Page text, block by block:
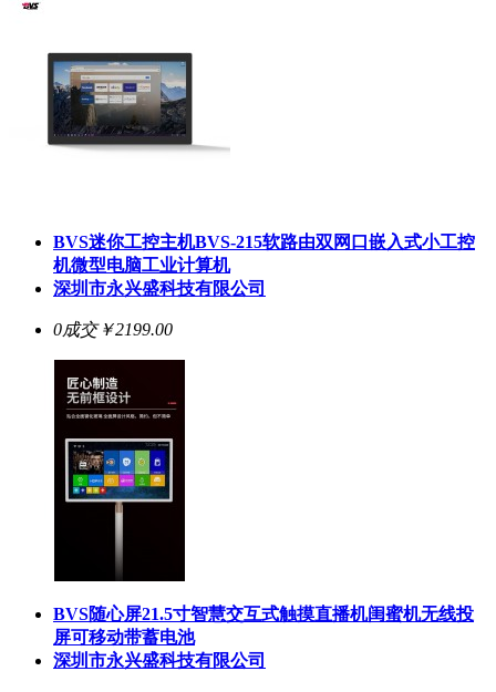
BVS迷你工控主机BVS-215软路由双网口嵌入式小工控
机微型电脑工业计算机
深圳市永兴盛科技有限公司
0成交￥2199.00
BVS随心屏21.5寸智慧交互式触摸直播机闺蜜机无线投
屏可移动带蓄电池
深圳市永兴盛科技有限公司